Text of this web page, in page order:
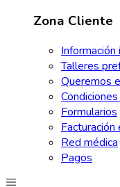
Zona Cliente
Talleres
Queremos
Formularios
Facturación
Red médica
Pagos